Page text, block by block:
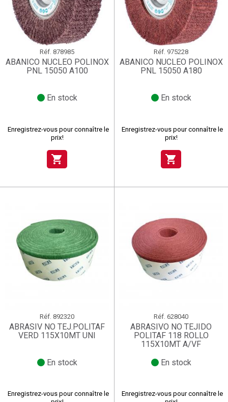
Réf. 878985
ABANICO NUCLEO POLINOX
PNL 15050 A100
En stock
Enregistrez-vous pour connaître le
prix!
shopping_cart
Réf. 975228
ABANICO NUCLEO POLINOX
PNL 15050 A180
En stock
Enregistrez-vous pour connaître le
prix!
shopping_cart
Réf. 892320
ABRASIV NO TEJ.POLITAF
VERD 115X10MT UNI
En stock
Enregistrez-vous pour connaître le
Réf. 628040
ABRASIVO NO TEJIDO
POLITAF 118 ROLLO
115X10MT A/VF
En stock
Enregistrez-vous pour connaître le